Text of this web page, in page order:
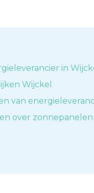
in
Wijckel
van
over